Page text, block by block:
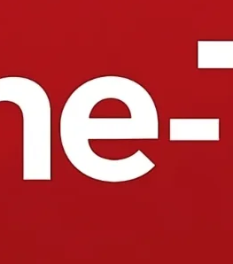
SMARTPHONES